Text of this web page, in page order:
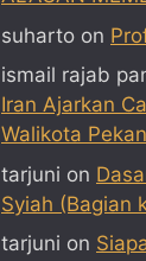
suharto on
ismail rajab
Iran Ajarkan
Walikota
tarjuni on
Syiah (Bagian
tarjuni on